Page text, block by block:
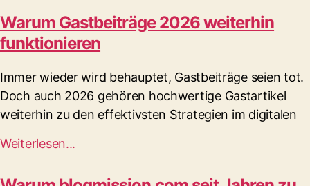
Warum Gastbeiträge 2026 weiterhin
funktionieren
Immer wieder wird behauptet, Gastbeiträge seien tot.
Doch auch 2026 gehören hochwertige Gastartikel
weiterhin zu den effektivsten Strategien im digitalen
Weiterlesen...